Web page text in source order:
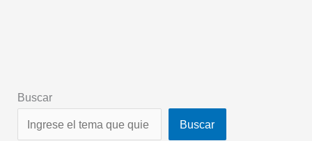
Buscar
Buscar